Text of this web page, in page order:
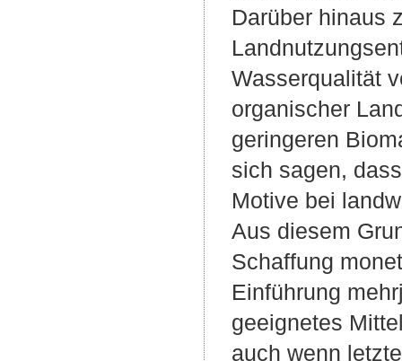
Darüber hinaus
Wasserqualität
organischer
geringeren
sich sagen,
Motive bei
Aus diesem
Schaffung
Einführung
geeignetes
auch wenn